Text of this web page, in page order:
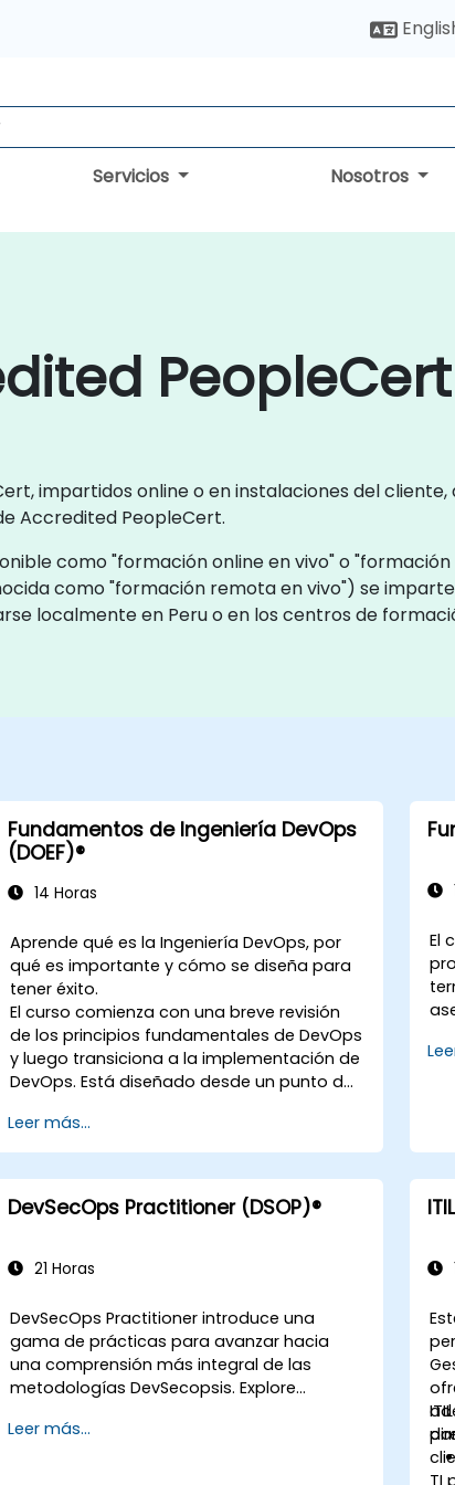
Servicios Nosotros
impartidos online o en instalaciones del
Accredited PeopleCert.
como "formación online en vivo" o
como "formación remota en vivo") se
localmente en Peru o en los centros de
Fundamentos de Ingeniería DevOps
(DOEF)®
14 Horas
Aprende qué es la Ingeniería DevOps, por
qué es importante y cómo se diseña para
tener éxito.
El curso comienza con una breve revisión
de los principios fundamentales de DevOps
y luego transiciona a la implementación de
DevOps. Está diseñado desde un punto de
DevOps en relación con otros marcos de
trabajo, tecnologías, prácticas de diseño
de aplicaciones, prácticas de integración
continua, entrega y despliegue continuo,
pruebas continuas, infraestructuras
observabilidad, gobernanza, aspectos
ingeniería DevOps.
Leer más...
El
DevSecOps Practitioner (DSOP)®
21 Horas
DevSecOps Practitioner introduce una
gama de prácticas para avanzar hacia
una comprensión más integral de las
metodologías DevSecopsis. Explore
combinación adecuada de personas,
Leer más...
TI